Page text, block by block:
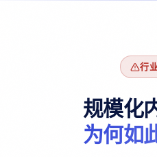
行
规模化
为何如